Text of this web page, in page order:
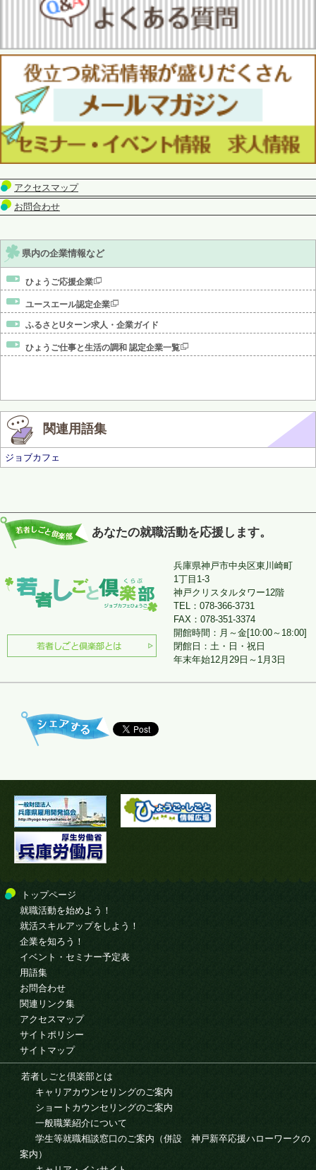
アクセスマップ
お問合わせ
県内の企業情報など
ひょうご応援企業
ユースエール認定企業
ふるさとUターン求人・企業ガイド
ひょうご仕事と生活の調和 認定企業一覧
関連用語集
ジョブカフェ
あなたの就職活動を応援します。
兵庫県神戸市中央区東川崎町
1丁目1-3
神戸クリスタルタワー12階
TEL：078-366-3731
FAX：078-351-3374
開館時間：月～金[10:00～18:00]
閉館日：土・日・祝日
年末年始12月29日～1月3日
トップページ
就職活動を始めよう！
就活スキルアップをしよう！
企業を知ろう！
イベント・セミナー予定表
用語集
お問合わせ
関連リンク集
アクセスマップ
サイトポリシー
サイトマップ
若者しごと倶楽部とは
キャリアカウンセリングのご案内
ショートカウンセリングのご案内
一般職業紹介について
学生等就職相談窓口のご案内（併設 神戸新卒応援ハローワークの
案内）